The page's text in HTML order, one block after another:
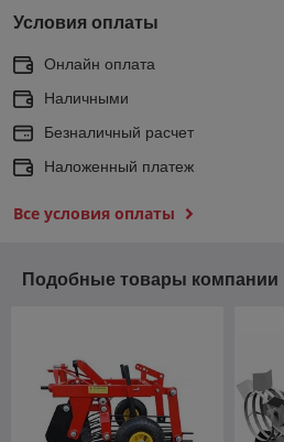
Условия оплаты
Онлайн оплата
Наличными
Безналичный расчет
Наложенный платеж
Все условия оплаты
Подобные товары компании